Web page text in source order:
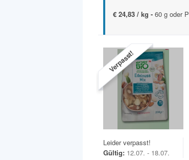
€ 24,83 / kg - 60 g oder
Verpasst!
Leider verpasst!
Gültig: 12.07. - 18.07.